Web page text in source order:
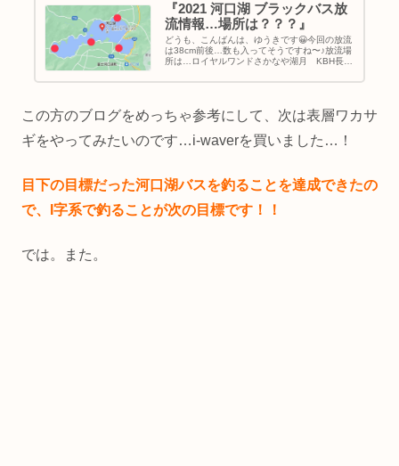
『2021 河口湖 ブラックバス放
流情報…場所は？？？』
どうも、こんばんは、ゆうきです😀今回の放流
は38cm前後…数も入ってそうですね〜♪放流場
所は…ロイヤルワンドさかなや湖月 KBH長浜
この方のブログをめっちゃ参考にして、次は表層ワカサ
ギをやってみたいのです…i-waverを買いました…！
目下の目標だった河口湖バスを釣ることを達成できたの
で、I字系で釣ることが次の目標です！！
では。また。